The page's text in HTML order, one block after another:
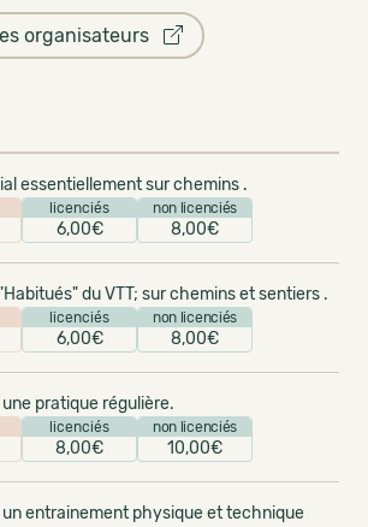
organisateurs
essentiellement sur chemins .
licenciés
6,00€
non licenciés
8,00€
du VTT; sur chemins et sentiers .
licenciés
6,00€
non licenciés
8,00€
pratique régulière.
licenciés
8,00€
non licenciés
10,00€
entrainement physique et technique